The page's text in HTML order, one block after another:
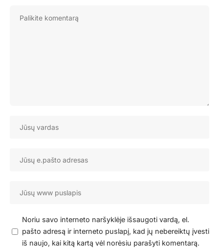
Noriu savo interneto naršyklėje išsaugoti vardą, el.
pašto adresą ir interneto puslapį, kad jų nebereiktų įvesti
iš naujo, kai kitą kartą vėl norėsiu parašyti komentarą.